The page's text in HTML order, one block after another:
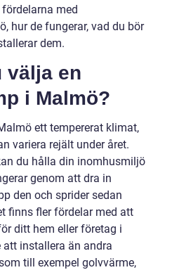
med
hur de fungerar, vad du bör
dem.
välja en
i Malmö?
ett tempererat klimat,
variera rejält under året.
du hålla din inomhusmiljö
genom att dra in
den och sprider sedan
finns fler fördelar med att
ditt hem eller företag i
installera än andra
till exempel golvvärme,